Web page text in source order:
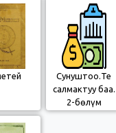
Сунуштоо.Тең
салмактуу баа.
2-бөлүм